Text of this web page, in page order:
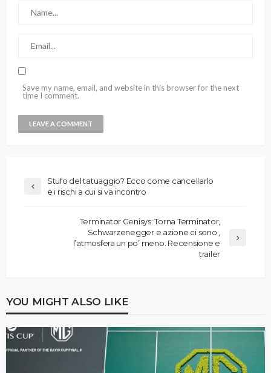
Save my name, email, and website in this browser for the next
time I comment.
Stufo del tatuaggio? Ecco come cancellarlo
e i rischi a cui si va incontro
Terminator Genisys: Torna Terminator,
Schwarzenegger e azione ci sono ,
l’atmosfera un po’ meno. Recensione e
trailer
YOU MIGHT ALSO LIKE